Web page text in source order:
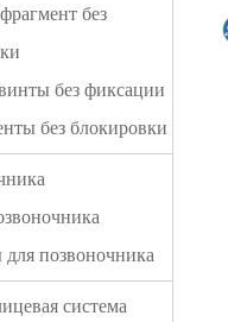
без
без фиксации
без блокировки
позвоночника
система